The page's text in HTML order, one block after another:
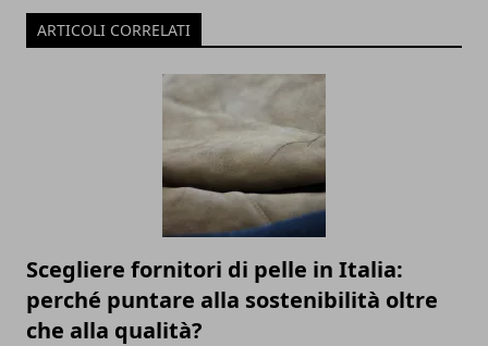
ARTICOLI CORRELATI
Scegliere fornitori di pelle in Italia:
perché puntare alla sostenibilità oltre
che alla qualità?